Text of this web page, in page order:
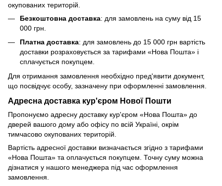
окупованих територій.
Безкоштовна доставка: для замовлень на суму від 15
000 грн.
Платна доставка: для замовлень до 15 000 грн вартість
доставки розраховується за тарифами «Нова Пошта» і
сплачується покупцем.
Для отримання замовлення необхідно пред'явити документ,
що посвідчує особу, зазначену при оформленні замовлення.
Адресна доставка кур'єром Нової Пошти
Пропонуємо адресну доставку кур'єром «Нова Пошта» до
дверей вашого дому або офісу по всій Україні, окрім
тимчасово окупованих територій.
Вартість адресної доставки визначається згідно з тарифами
«Нова Пошта» та оплачується покупцем. Точну суму можна
дізнатися у нашого менеджера під час оформлення
замовлення.